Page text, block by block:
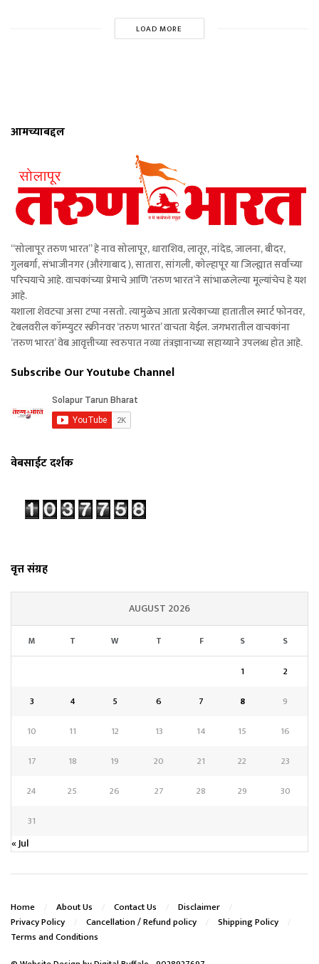
LOAD MORE
आमच्याबद्दल
“सोलापूर तरुण भारत” हे नाव सोलापूर, धाराशिव, लातूर, नांदेड, जालना, बीदर,
गुलबर्गा, संभाजीनगर (औरंगाबाद ), सातारा, सांगली, कोल्हापूर या जिल्ह्यात सर्वांच्या
परिचयाचे आहे. वाचकांच्या प्रेमाचे आणि ‘तरुण भारत’ने सांभाळलेल्या मूल्यांचेच हे यश
आहे.
यशाला शेवटचा असा टप्पा नसतो. त्यामुळेच आता प्रत्येकाच्या हातातील स्मार्ट फोनवर,
टेबलवरील कॉम्प्युटर स्क्रीनवर ‘तरुण भारत’ वाचता येईल. जगभरातील वाचकांना
‘तरुण भारत’ वेब आवृत्तीच्या स्वरुपात नव्या तंत्रज्ञानाच्या सहाय्याने उपलब्ध होत आहे.
Subscribe Our Youtube Channel
वेबसाईट दर्शक
वृत्त संग्रह
AUGUST 2026
M T W T F S S
1
2
3
4 5 6 7 8
9
10
11 12 13 14 15
16
17
18 19 20 21 22
23
24
25 26 27 28 29
30
31
« Jul
Home About Us Contact Us
Disclaimer
Privacy Policy
Cancellation / Refund policy
Shipping Policy
Terms and Conditions